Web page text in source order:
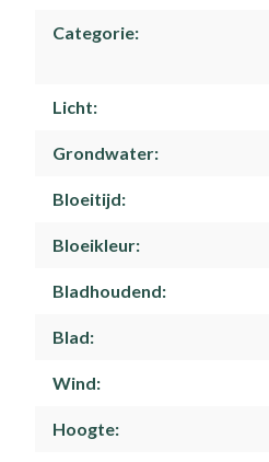
Categorie
Licht
Grondwater
Bloeitijd
Bloeikleur
Bladhoudend
Blad
Wind
Hoogte